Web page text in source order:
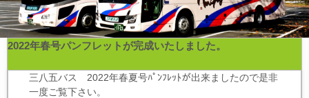
2022年春号パンフレットが完成いたしました。
三八五バス 2022年春夏号ﾊﾟﾝﾌﾚｯﾄが出来ましたので是非
一度ご覧下さい。